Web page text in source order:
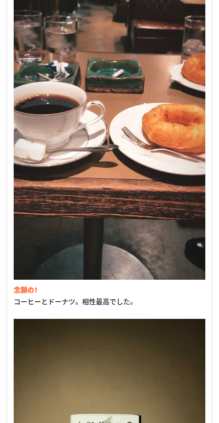
念願の！
コーヒーとドーナツ。 相性最高でした。